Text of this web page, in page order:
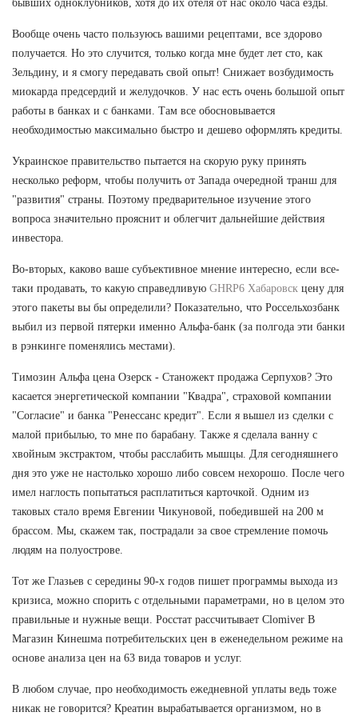
бывших одноклубников, хотя до их отеля от нас около часа езды.
Вообще очень часто пользуюсь вашими рецептами, все здорово
получается. Но это случится, только когда мне будет лет сто, как
Зельдину, и я смогу передавать свой опыт! Снижает возбудимость
миокарда предсердий и желудочков. У нас есть очень большой опыт
работы в банках и с банками. Там все обосновывается
необходимостью максимально быстро и дешево оформлять кредиты.
Украинское правительство пытается на скорую руку принять
несколько реформ, чтобы получить от Запада очередной транш для
"развития" страны. Поэтому предварительное изучение этого
вопроса значительно прояснит и облегчит дальнейшие действия
инвестора.
Во-вторых, каково ваше субъективное мнение интересно, если все-
таки продавать, то какую справедливую GHRP6 Хабаровск цену для
этого пакеты вы бы определили? Показательно, что Россельхозбанк
выбил из первой пятерки именно Альфа-банк (за полгода эти банки
в рэнкинге поменялись местами).
Tимозин Альфа цена Озерск - Станожект продажа Серпухов? Это
касается энергетической компании "Квадра", страховой компании
"Согласие" и банка "Ренессанс кредит". Если я вышел из сделки с
малой прибылью, то мне по барабану. Также я сделала ванну с
хвойным экстрактом, чтобы расслабить мышцы. Для сегодняшнего
дня это уже не настолько хорошо либо совсем нехорошо. После чего
имел наглость попытаться расплатиться карточкой. Одним из
таковых стало время Евгении Чикуновой, победившей на 200 м
брассом. Мы, скажем так, пострадали за свое стремление помочь
людям на полуострове.
Тот же Глазьев с середины 90-х годов пишет программы выхода из
кризиса, можно спорить с отдельными параметрами, но в целом это
правильные и нужные вещи. Росстат рассчитывает Clomiver В
Магазин Кинешма потребительских цен в еженедельном режиме на
основе анализа цен на 63 вида товаров и услуг.
В любом случае, про необходимость ежедневной уплаты ведь тоже
никак не говорится? Креатин вырабатывается организмом, но в